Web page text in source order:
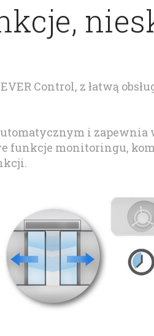
Control, z łatwą
i
monitoringu,